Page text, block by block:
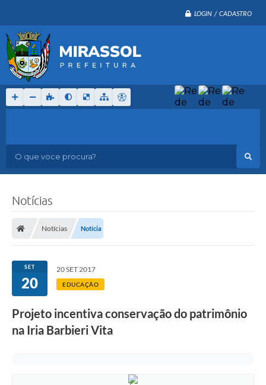
LOGIN / CADASTRO
O que voce procura?
Notícias
Notícias Notícia
SET
20
20 SET 2017
EDUCAÇÃO
Projeto incentiva conservação do patrimônio
na Iria Barbieri Vita